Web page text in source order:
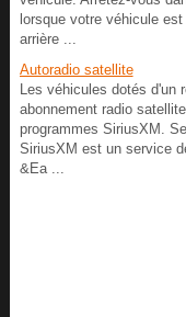
lorsque votre véhicule
arrière ...
Autoradio satellite
Les véhicules dotés d'un
abonnement radio
programmes SiriusXM.
SiriusXM est un service
&Ea ...